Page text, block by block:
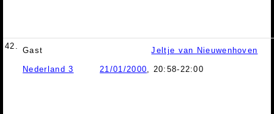
42. Gast Jeltje van Nieuwenhoven
Nederland 3 21/01/2000, 20:58-22:00